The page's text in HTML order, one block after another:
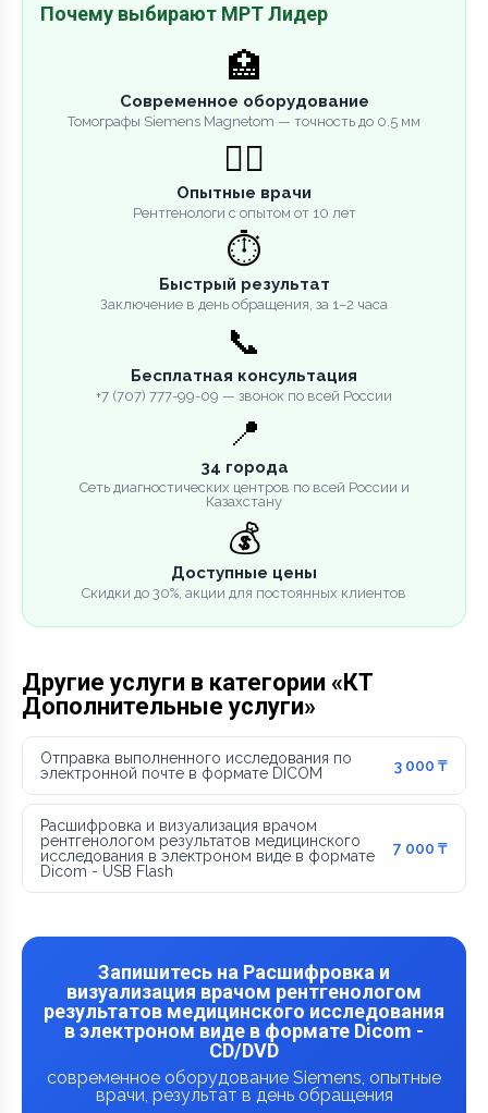
Почему выбирают МРТ Лидер
🏥
Современное оборудование
Томографы Siemens Magnetom — точность до 0.5 мм
👨‍⚕️
Опытные врачи
Рентгенологи с опытом от 10 лет
⏱️
Быстрый результат
Заключение в день обращения, за 1–2 часа
📞
Бесплатная консультация
+7 (707) 777-99-09 — звонок по всей России
📍
34 города
Сеть диагностических центров по всей России и
Казахстану
💰
Доступные цены
Скидки до 30%, акции для постоянных клиентов
Другие услуги в категории «КТ
Дополнительные услуги»
Отправка выполненного исследования по
электронной почте в формате DICOM
3 000 ₸
Расшифровка и визуализация врачом
рентгенологом результатов медицинского
исследования в электроном виде в формате
Dicom - USB Flash
7 000 ₸
Запишитесь на Расшифровка и
визуализация врачом рентгенологом
результатов медицинского исследования
в электроном виде в формате Dicom -
CD/DVD
современное оборудование Siemens, опытные
врачи, результат в день обращения